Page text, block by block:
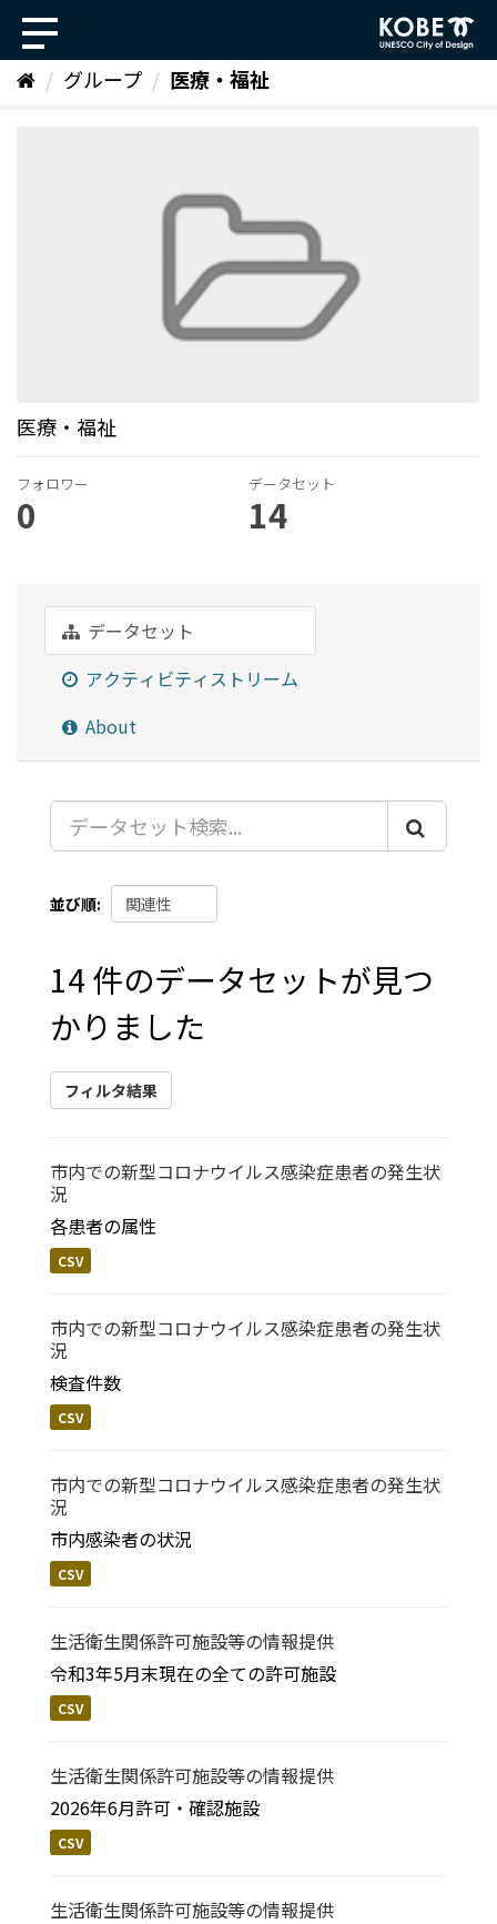
ッ
グループ 医療・福祉
医療・福祉
フォロワー
0
データセット
14
データセット
アクティビティストリーム
About
並び順
14 件のデータセットが見つ
かりました
フィルタ結果
市内での新型コロナウイルス感染症患者の発生状
況
各患者の属性
CSV
市内での新型コロナウイルス感染症患者の発生状
況
検査件数
CSV
市内での新型コロナウイルス感染症患者の発生状
況
市内感染者の状況
CSV
生活衛生関係許可施設等の情報提供
令和3年5月末現在の全ての許可施設
CSV
生活衛生関係許可施設等の情報提供
2026年6月許可・確認施設
CSV
生活衛生関係許可施設等の情報提供